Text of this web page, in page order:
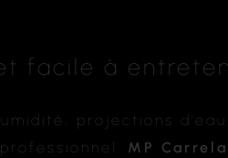
facile à
projections
MP